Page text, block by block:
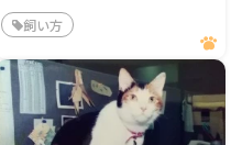
飼い方